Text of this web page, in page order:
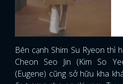
Bên cạnh Shim Su Ryeon thì
Cheon Seo Jin (Kim So
(Eugene) cũng sở hữu kha